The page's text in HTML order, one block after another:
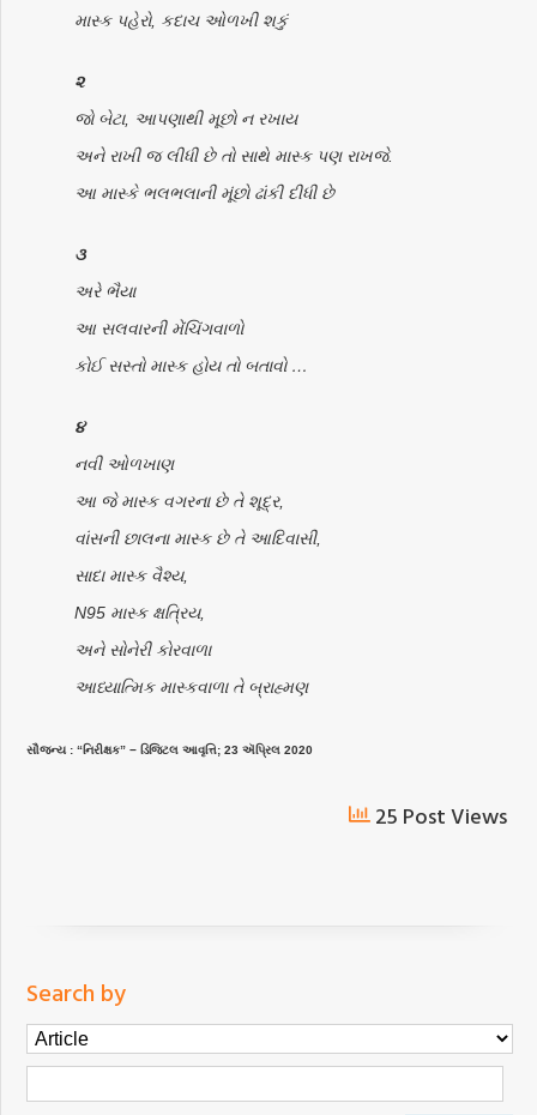
માસ્ક પહેરો, કદાચ ઓળખી શકું
૨
જો બેટા, આપણાથી મૂછો ન રખાય
અને રાખી જ લીધી છે તો સાથે માસ્ક પણ રાખજે.
આ માસ્કે ભલભલાની મૂંછો ઢાંકી દીધી છે
૩
અરે ભૈયા
આ સલવારની મેંચિંગવાળો
કોઈ સસ્તો માસ્ક હોય તો બતાવો …
૪
નવી ઓળખાણ
આ જે માસ્ક વગરના છે તે શૂદ્ર,
વાંસની છાલના માસ્ક છે તે આદિવાસી,
સાદા માસ્ક વૈશ્ય,
N95 માસ્ક ક્ષત્રિય,
અને સોનેરી કોરવાળા
આધ્યાત્મિક માસ્કવાળા તે બ્રાહ્મણ
સૌજન્ય : “નિરીક્ષક” − ડિજિટલ આવૃત્તિ; 23 ઍપ્રિલ 2020
25 Post Views
Search by